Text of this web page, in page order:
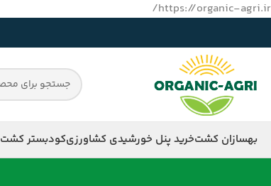
https://organic-agri.ir/
بهسازان کشتخرید پنل خورشیدی کشاورزیکودبستر کشت